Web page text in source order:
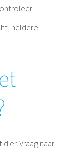
heldere
Vraag naar